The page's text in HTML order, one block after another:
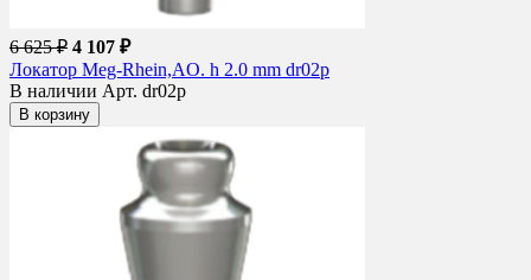
6 625 ₽ 4 107 ₽
Локатор Meg-Rhein,AO. h 2.0 mm dr02p
В наличии Арт. dr02p
В корзину